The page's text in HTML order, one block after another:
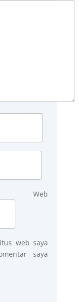
web saya
saya